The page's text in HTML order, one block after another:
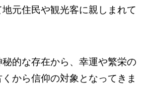
元住民や観光客に親しまれて
的な存在から、幸運や繁栄の
から信仰の対象となってきま